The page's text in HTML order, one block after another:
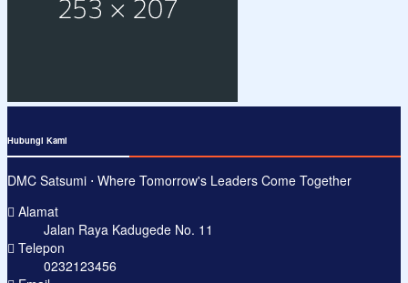
Hubungi Kami
DMC Satsumi ⋅ Where Tomorrow's Leaders Come Together
Alamat
Jalan Raya Kadugede No. 11
Telepon
0232123456